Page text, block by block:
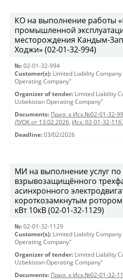
КО на выполнение работы
промышленной
месторождения Кандым-
Ходжи» (02-01-32-994)
№: 02-01-32-994
Customer(s): Limited Liability Company
Operating Company"
Organizer of tender: Limited Liability
Uzbekistan Operating Company"
Documents: Прил. к Исх.№02-01-32-
ЛУОК от 13.02.2026, Исх. 02-01-32-
Deadline: 03/02/2026
МИ на выполнение услуг
взрывозащищённого
асинхронного
короткозамкнутым
кВт 10кВ (02-01-32-1129)
№: 02-01-32-1129
Customer(s): Limited Liability Company
Operating Company"
Organizer of tender: Limited Liability
Uzbekistan Operating Company"
Documents: Прил. к Исх.№02-01-32-